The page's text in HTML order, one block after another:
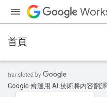
首頁
Google 會運用 AI 技術將內容翻